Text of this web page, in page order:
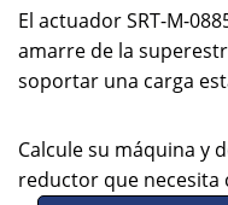
El actuador SRT-M-
amarre de la
soportar una carga
Calcule su máquina y
reductor que